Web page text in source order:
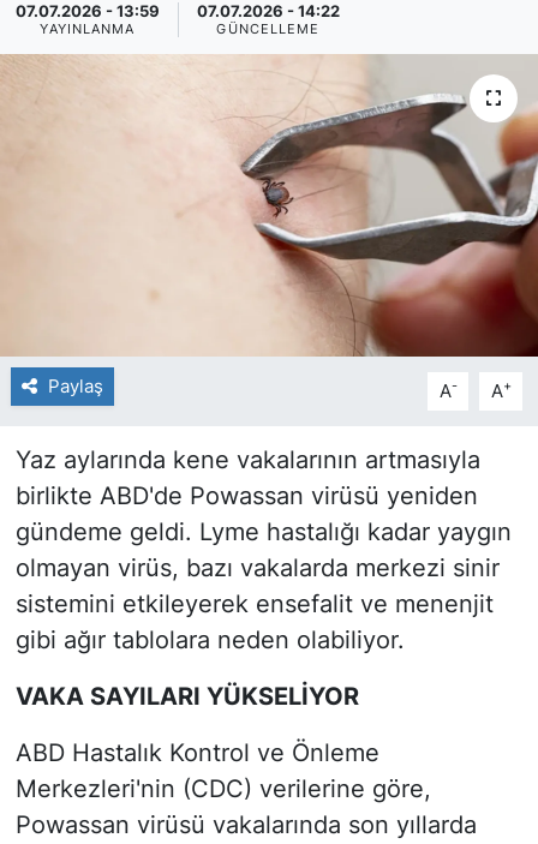
07.07.2026 - 13:59
YAYINLANMA
07.07.2026 - 14:22
GÜNCELLEME
Paylaş A- A+
Yaz aylarında kene vakalarının artmasıyla
birlikte ABD'de Powassan virüsü yeniden
gündeme geldi. Lyme hastalığı kadar yaygın
olmayan virüs, bazı vakalarda merkezi sinir
sistemini etkileyerek ensefalit ve menenjit
gibi ağır tablolara neden olabiliyor.
VAKA SAYILARI YÜKSELİYOR
ABD Hastalık Kontrol ve Önleme
Merkezleri'nin (CDC) verilerine göre,
Powassan virüsü vakalarında son yıllarda